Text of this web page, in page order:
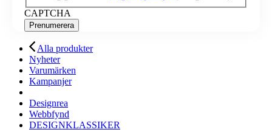
CAPTCHA
Alla produkter
Nyheter
Varumärken
Kampanjer
Designrea
Webbfynd
DESIGNKLASSIKER